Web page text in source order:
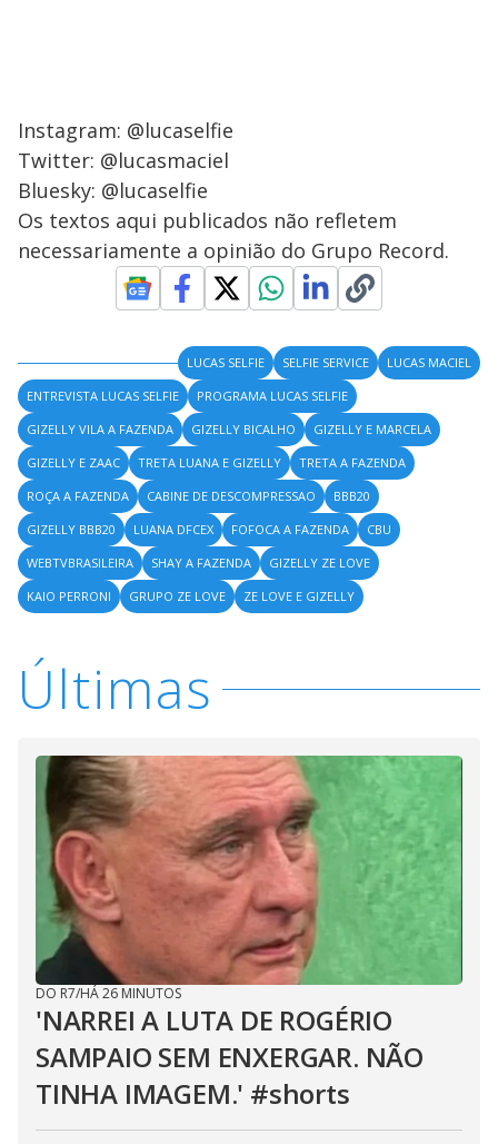
Instagram: @lucaselfie
Twitter: @lucasmaciel
Bluesky: @lucaselfie
Os textos aqui publicados não refletem
necessariamente a opinião do Grupo Record.
LUCAS SELFIE SELFIE SERVICE
LUCAS MACIEL
ENTREVISTA LUCAS SELFIE
PROGRAMA LUCAS SELFIE
GIZELLY VILA A FAZENDA
GIZELLY BICALHO
GIZELLY E MARCELA
GIZELLY E ZAAC
TRETA LUANA E GIZELLY
TRETA A FAZENDA
ROÇA A FAZENDA
CABINE DE DESCOMPRESSAO
BBB20
GIZELLY BBB20
LUANA DFCEX FOFOCA A FAZENDA
CBU
WEBTVBRASILEIRA
SHAY A FAZENDA
GIZELLY ZE LOVE
KAIO PERRONI
GRUPO ZE LOVE ZE LOVE E GIZELLY
Últimas
DO R7/HÁ 26 MINUTOS
'NARREI A LUTA DE ROGÉRIO
SAMPAIO SEM ENXERGAR. NÃO
TINHA IMAGEM.' #shorts